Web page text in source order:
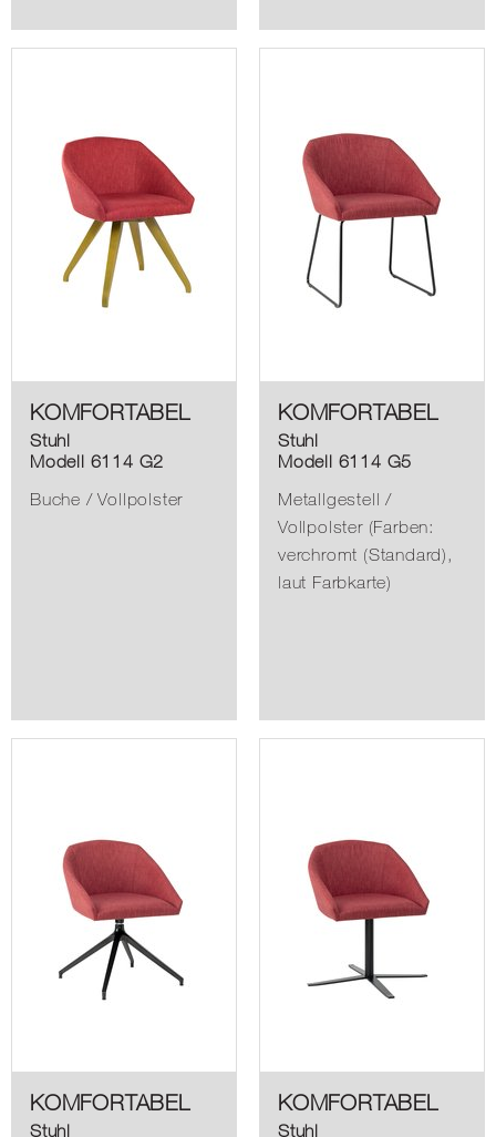
KOMFORTABEL
Stuhl
Modell 6114 G2
Buche / Vollpolster
KOMFORTABEL
Stuhl
Modell 6114 G5
Metallgestell /
Vollpolster (Farben:
verchromt (Standard),
laut Farbkarte)
KOMFORTABEL
Stuhl
KOMFORTABEL
Stuhl